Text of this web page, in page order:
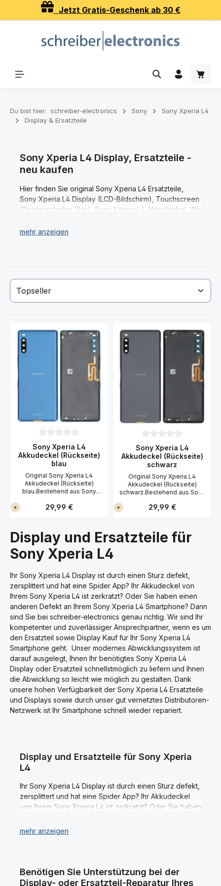
Zum Hauptinhalt springenJetzt Gratis-Geschenk ab 30 €
Du bist hier: schreiber-electronics Sony
Sony Xperia L4
Display & Ersatzteile
Sony Xperia L4 Display, Ersatzteile -
neu kaufen
Hier finden Sie original Sony Xperia L4 Ersatzteile,
Sony Xperia L4 Display (LCD-Bildschirm), Touchscreen
(Displayscheibe Glas), Sony Xperia L4 Akkudeckel. Wir
Display & Ersatzteile.
uns!
Durchschnittliche Bewertung von 0 von 5 Sternen
Sony Xperia L4
Akkudeckel (Rückseite)
blau
Original Sony Xperia L4
Akkudeckel (Rückseite)
blau.Bestehend aus Sony
(Rückseite) blau mit
Klebefolie.Um den Sony
Xperia L4 Akkudeckel
(Rückseite) blau zu tauschen
(wechseln), benötigen Sie
einen Gehäuse-Öffner, einen
Fön.Idealer Ersatz für Ihren
defekten Sony Xperia L4
Akkudeckel (Rückseite)
blau.Wir empfehlen Ihnen bei
der Reparatur vom Sony
Xperia L4 Akkudeckel
(Rückseite) blau antistatische
Handschuhe zu
benutzen!Passend für Ihre
Akkudeckel Reparatur vom
Sony Xperia L4 (XQ-AD52)
Smartphone.
Regulärer Preis:
V
e
a
n
d
f
e
r
i
g
i
n
1
a
g
,
L
i
e
e
r
z
e
i
t
-
6
W
e
r
29,99 €
Durchschnittliche
Sony Xperia L4
Akkudeckel (Rückseite)
schwarz
Original Sony Xperia L4
Akkudeckel (Rückseite)
schwarz.Bestehend aus Sony
(Rückseite) schwarz mit
Klebefolie.Um den Sony
Xperia L4 Akkudeckel
Gehäuse-Öffner, einen
Saugnapf und einen
Fön.Idealer Ersatz für Ihren
defekten Sony Xperia L4
Akkudeckel (Rückseite)
schwarz.Wir empfehlen Ihnen
bei der Reparatur vom Sony
Xperia L4 Akkudeckel
(Rückseite) schwarz
antistatische Handschuhe zu
benutzen!Passend für Ihre
Akkudeckel Reparatur vom
Sony Xperia L4 (XQ-AD52)
Regulärer Preis:
V
e
n
d
i
g
i
n
1
a
g
,
L
i
e
e
r
z
e
i
t
3
-
6
W
e
r
29,99 €
Display und Ersatzteile für
Sony Xperia L4
Ihr Sony Xperia L4 Display ist durch einen Sturz defekt,
zersplittert und hat eine Spider App? Ihr Akkudeckel von
Ihrem Sony Xperia L4 ist zerkratzt? Oder Sie haben einen
anderen Defekt an Ihrem Sony Xperia L4 Smartphone? Dann
sind Sie bei schreiber-electronics genau richtig. Wir sind Ihr
kompetenter und zuverlässiger Ansprechpartner, wenn es um
den Ersatzteil sowie Display Kauf für Ihr Sony Xperia L4
Smartphone geht. Unser modernes Abwicklungssystem ist
darauf ausgelegt, Ihnen Ihr benötigtes Sony Xperia L4
Display oder Ersatzteil schnellstmöglich zu liefern und Ihnen
die Abwicklung so leicht wie möglich zu gestalten. Dank
unsere hohen Verfügbarkeit der Sony Xperia L4 Ersatzteile
und Displays sowie durch unser gut vernetztes Distributoren-
Netzwerk ist Ihr Smartphone schnell wieder repariert.
Display und Ersatzteile für Sony Xperia
L4
Ihr Sony Xperia L4 Display ist durch einen Sturz defekt,
zersplittert und hat eine Spider App? Ihr Akkudeckel
von Ihrem Sony Xperia L4 ist zerkratzt? Oder Sie haben
Smartphone? Dann sind Sie bei schreiber-electronics
genau richtig. Wir sind Ihr kompetenter und
Smartphone geht.
Benötigen Sie Unterstützung bei der
Display- oder Ersatzteil-Reparatur Ihres